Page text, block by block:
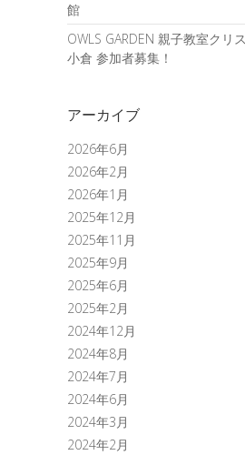
館
OWLS GARDEN 親子教室クリ
小倉 参加者募集！
アーカイブ
2026年6月
2026年2月
2026年1月
2025年12月
2025年11月
2025年9月
2025年6月
2025年2月
2024年12月
2024年8月
2024年7月
2024年6月
2024年3月
2024年2月